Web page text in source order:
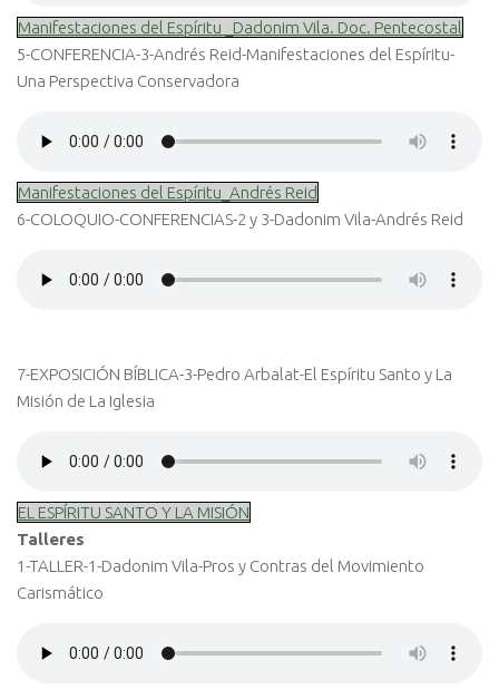
Manifestaciones del Espíritu _Dadonim Vila. Doc. Pentecostal
5-CONFERENCIA-3-Andrés Reid-Manifestaciones del Espíritu-
Una Perspectiva Conservadora
Manifestaciones del Espíritu_Andrés Reid
6-COLOQUIO-CONFERENCIAS-2 y 3-Dadonim Vila-Andrés Reid
7-EXPOSICIÓN BÍBLICA-3-Pedro Arbalat-El Espíritu Santo y La
Misión de La Iglesia
EL ESPÍRITU SANTO Y LA MISIÓN
Talleres
1-TALLER-1-Dadonim Vila-Pros y Contras del Movimiento
Carismático